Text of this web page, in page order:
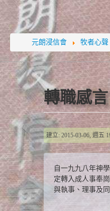
元朗浸信會 牧者心聲
轉職感言
建立: 2015-03-06, 週五
自一九九八年神
定轉入成人事奉
與執事、理事及